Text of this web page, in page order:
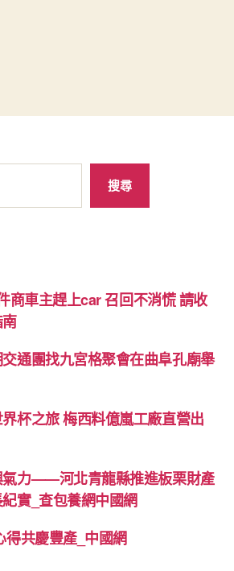
搜尋
商車主趕上car 召回不消慌 請收
通團找九宮格聚會在曲阜孔廟舉
杯之旅 梅西料億嵐工廠直營出
氣力——河北青龍縣推進板栗財產
實_查包養網中國網
得共慶豐產_中國網